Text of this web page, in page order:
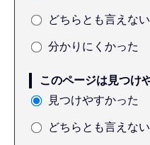
どちらとも言えない
分かりにくかった
このページは見つけ
見つけやすかった
どちらとも言えない